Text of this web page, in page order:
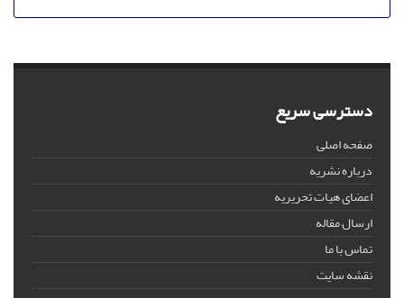
دسترسی سریع
صفحه اصلی
درباره نشریه
اعضای هیات تحریریه
ارسال مقاله
تماس با ما
نقشه سایت